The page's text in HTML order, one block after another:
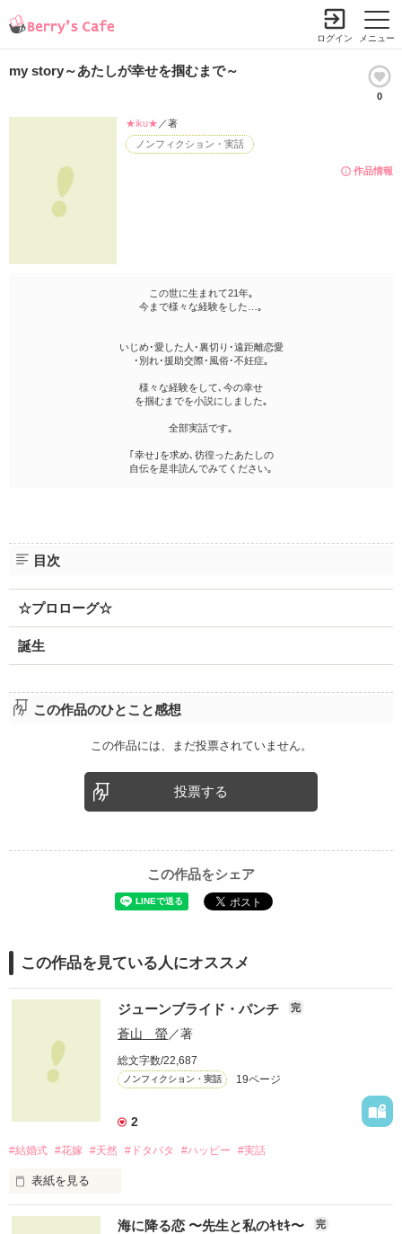
メニュー
ログイン
my story～あたしが幸せを掴むまで～
0
作品情報
ノンフィクション・実話
★iku★ ／著
この世に生まれて21年｡
今まで様々な経験をした…｡
いじめ･愛した人･裏切り･遠距離恋愛
･別れ･援助交際･風俗･不妊症｡
様々な経験をして､今の幸せ
を掴むまでを小説にしました｡
全部実話です｡
｢幸せ｣を求め､彷徨ったあたしの
自伝を是非読んでみてください｡
目次
☆プロローグ☆
誕生
この作品のひとこと感想
この作品には、まだ投票されていません。
投票する
この作品をシェア
この作品を見ている人にオススメ
ジューンブライド・パンチ 完
蒼山 螢／著
総文字数/22,687
ノンフィクション・実話 19ページ
2
#結婚式 #花嫁 #天然 #ドタバタ #ハッピー #実話
表紙を見る
２０１２年６月２４日。晴れ。
海に降る恋 〜先生と私のｷｾｷ〜 完